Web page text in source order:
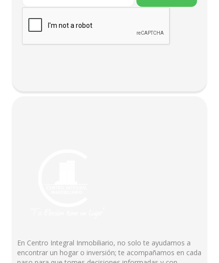
En Centro Integral Inmobiliario, no solo te ayudamos a
encontrar un hogar o inversión; te acompañamos en cada